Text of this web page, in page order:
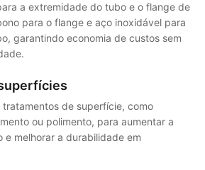
a extremidade do tubo e o flange de
para o flange e aço inoxidável para
garantindo economia de custos sem
de superfície, como
ou polimento, para aumentar a
e melhorar a durabilidade em